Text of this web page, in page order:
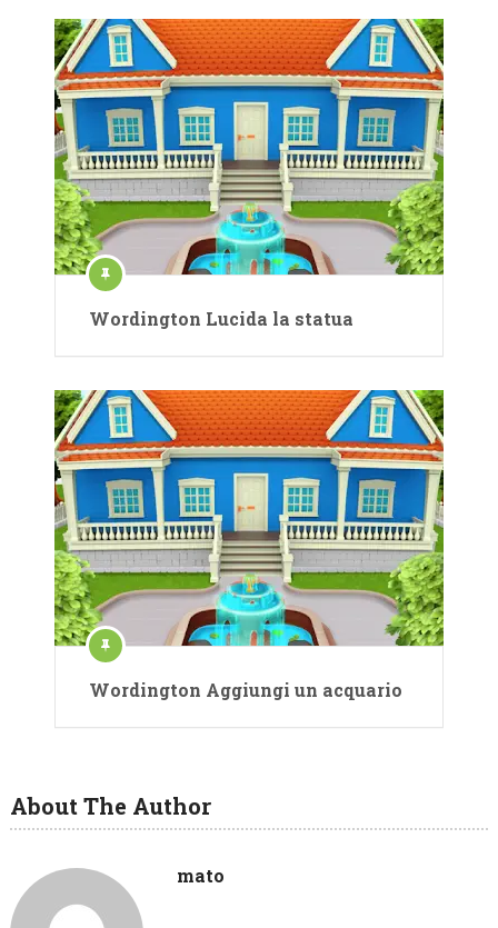
Wordington Lucida la statua
Wordington Aggiungi un acquario
About The Author
mato